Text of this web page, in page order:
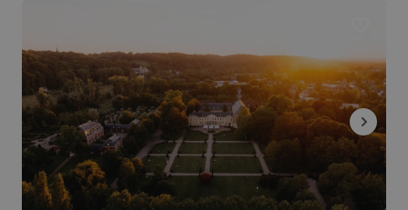
Vergader- / Seminariecentrum
Dancing
B&B
Restaurant
Modern
Dierentuin
Strandpaviljoen